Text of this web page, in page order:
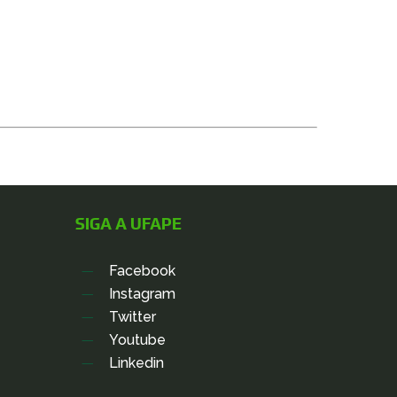
SIGA A UFAPE
Facebook
Instagram
Twitter
Youtube
Linkedin